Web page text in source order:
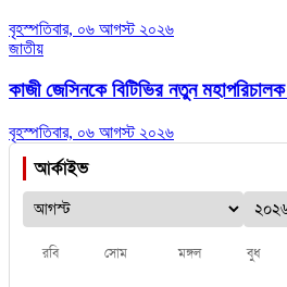
বৃহস্পতিবার, ০৬ আগস্ট ২০২৬
জাতীয়
কাজী জেসিনকে বিটিভির নতুন
বৃহস্পতিবার, ০৬ আগস্ট ২০২৬
আর্কাইভ
রবি সোম মঙ্গল বুধ